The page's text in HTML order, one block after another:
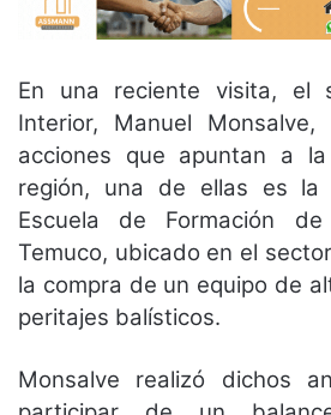
En una reciente visita, el
Interior, Manuel Monsalve,
acciones que apuntan a
región, una de ellas es la
Escuela de Formación
Temuco, ubicado en el
la compra de un equipo de
peritajes balísticos.
Monsalve realizó dichos